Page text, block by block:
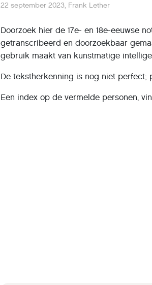
22 september 2023, Frank Lether
Doorzoek hier de 17e- en 18e-eeuwse
getranscribeerd en doorzoekbaar
gebruik maakt van kunstmatige
De tekstherkenning is nog niet perfect;
Een index op de vermelde personen,